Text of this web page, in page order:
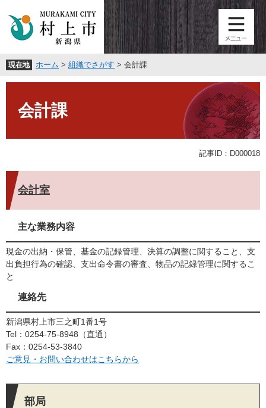
頭
で
飛
ば
現在地 ホーム > 組織でさがす > 会計課
会計課
記事ID：D000018
会計室
主な業務内容
現金の出納・保管、基金の記録管理、決算の調整に関すること、支
出負担行為の確認、支出命令書の審査、物品の記録管理に関するこ
と
連絡先
新潟県村上市三之町1番1号
Tel：0254-75-8948
直通
Fax：0254-53-3840
ご意見・お問い合わせはこちらから
部局